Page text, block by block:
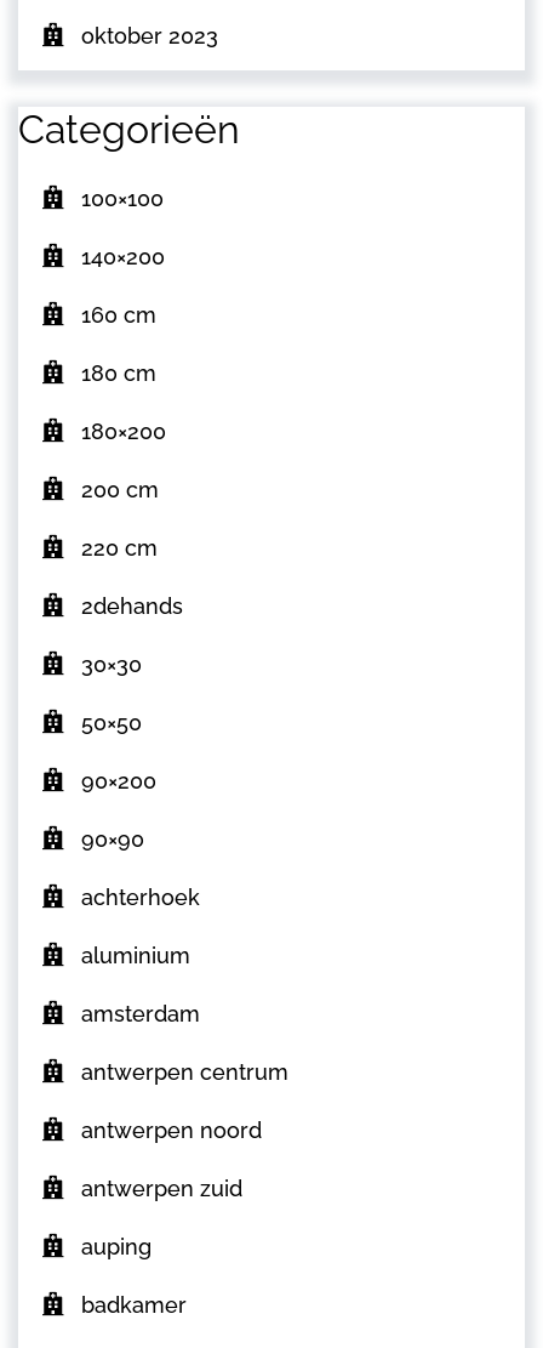
oktober 2023
Categorieën
100×100
140×200
160 cm
180 cm
180×200
200 cm
220 cm
2dehands
30×30
50×50
90×200
90×90
achterhoek
aluminium
amsterdam
antwerpen centrum
antwerpen noord
antwerpen zuid
auping
badkamer